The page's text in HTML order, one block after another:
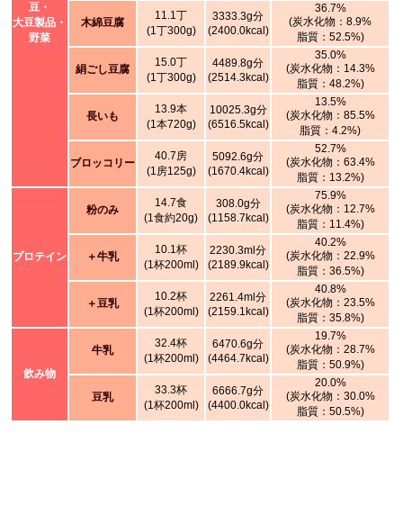
豆・
大豆製品・
野菜
木綿豆腐
11.1丁
(1丁300g)
3333.3g分
(2400.0kcal)
36.7%
(炭水化物：8.9%
脂質：52.5%)
絹ごし豆腐
15.0丁
(1丁300g)
4489.8g分
(2514.3kcal)
35.0%
(炭水化物：14.3%
脂質：48.2%)
長いも
13.9本
(1本720g)
10025.3g分
(6516.5kcal)
13.5%
(炭水化物：85.5%
脂質：4.2%)
ブロッコリー
40.7房
(1房125g)
5092.6g分
(1670.4kcal)
52.7%
(炭水化物：63.4%
脂質：13.2%)
プロテイン
粉のみ
14.7食
(1食約20g)
308.0g分
(1158.7kcal)
75.9%
(炭水化物：12.7%
脂質：11.4%)
＋牛乳
10.1杯
(1杯200ml)
2230.3ml分
(2189.9kcal)
40.2%
(炭水化物：22.9%
脂質：36.5%)
＋豆乳
10.2杯
(1杯200ml)
2261.4ml分
(2159.1kcal)
40.8%
(炭水化物：23.5%
脂質：35.8%)
飲み物
牛乳
32.4杯
(1杯200ml)
6470.6g分
(4464.7kcal)
19.7%
(炭水化物：28.7%
脂質：50.9%)
豆乳
33.3杯
(1杯200ml)
6666.7g分
(4400.0kcal)
20.0%
(炭水化物：30.0%
脂質：50.5%)